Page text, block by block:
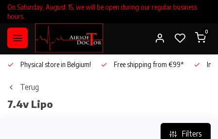
On Saturday, August 15, we will be open during our regular business
hours.
0
Physical store in Belgium! Free shipping from €99*
Terug
7.4v Lipo
Filters